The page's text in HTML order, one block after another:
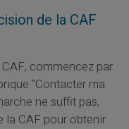
de la CAF
commencez par
"Contacter ma
ne suffit pas,
la CAF pour obtenir